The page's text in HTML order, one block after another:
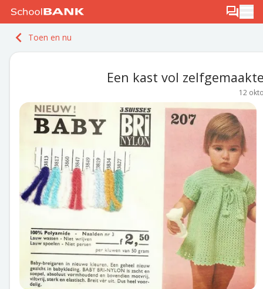
Ga naar de inhoud Berichten
Meld je gratis aan
Toen en nu
Een kast vol
12